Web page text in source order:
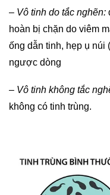
– Vô tinh do tắc nghẽn:
hoàn bị chặn do viêm
ống dẫn tinh, hẹp ụ núi
ngược dòng
– Vô tinh không tắc
không có tinh trùng.